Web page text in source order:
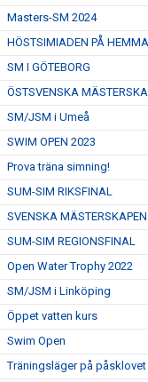
Masters-SM 2024
HÖSTSIMIADEN PÅ
SM I GÖTEBORG
ÖSTSVENSKA
SM/JSM i Umeå
SWIM OPEN 2023
Prova träna simning!
SUM-SIM RIKSFINAL
SVENSKA MÄSTERSKAPEN
SUM-SIM REGIONSFINAL
Open Water Trophy 2022
SM/JSM i Linköping
Öppet vatten kurs
Swim Open
Träningsläger på